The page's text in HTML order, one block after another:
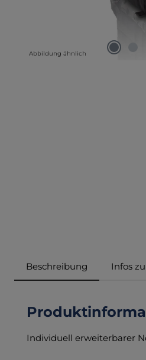
Abbildung ähnlich
Beschreibung Infos
Individuell erweiterbarer